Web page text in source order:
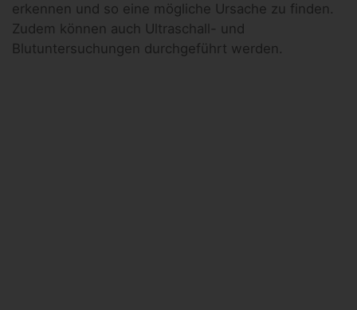
erkennen und so eine mögliche Ursache zu finden.
Zudem können auch Ultraschall- und
Blutuntersuchungen durchgeführt werden.